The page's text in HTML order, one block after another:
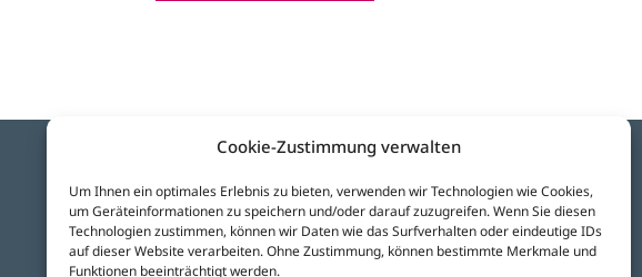
Cookie-Zustimmung verwalten
Um Ihnen ein optimales Erlebnis zu bieten, verwenden wir Technologien wie Cookies,
um Geräteinformationen zu speichern und/oder darauf zuzugreifen. Wenn Sie diesen
Technologien zustimmen, können wir Daten wie das Surfverhalten oder eindeutige IDs
auf dieser Website verarbeiten. Ohne Zustimmung, können bestimmte Merkmale und
Funktionen beeinträchtigt werden.
Besuchen Sie uns auf: